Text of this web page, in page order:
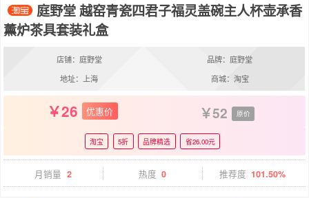
庭野堂 越窑青瓷四君子福灵盖碗主人杯壶承香
薰炉茶具套装礼盒
店铺：庭野堂
品牌：庭野堂
地址：上海
商城：淘宝
26 优惠价 52 原价
淘宝 5折 品牌精选 省26.00元
月销量 2 热度 0 推荐度 101.50%